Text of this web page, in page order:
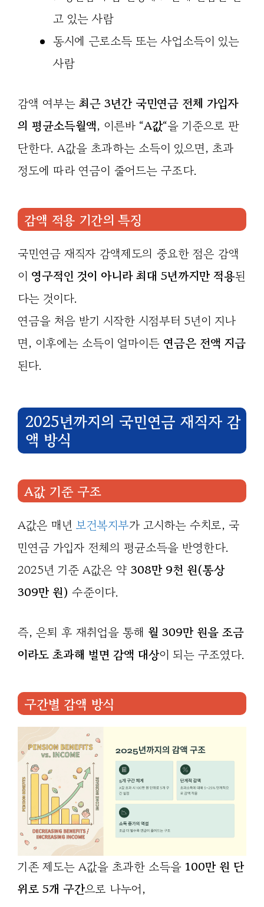
고 있는 사람
동시에 근로소득 또는 사업소득이 있는
사람
감액 여부는 최근 3년간 국민연금 전체 가입자
의 평균소득월액, 이른바 “A값“을 기준으로 판
단한다. A값을 초과하는 소득이 있으면, 초과
정도에 따라 연금이 줄어드는 구조다.
감액 적용 기간의 특징
국민연금 재직자 감액제도의 중요한 점은 감액
이 영구적인 것이 아니라 최대 5년까지만 적용된
다는 것이다.
연금을 처음 받기 시작한 시점부터 5년이 지나
면, 이후에는 소득이 얼마이든 연금은 전액 지급
된다.
2025년까지의 국민연금 재직자 감
액 방식
A값 기준 구조
A값은 매년 보건복지부가 고시하는 수치로, 국
민연금 가입자 전체의 평균소득을 반영한다.
2025년 기준 A값은 약 308만 9천 원(통상
309만 원) 수준이다.
즉, 은퇴 후 재취업을 통해 월 309만 원을 조금
이라도 초과해 벌면 감액 대상이 되는 구조였다.
구간별 감액 방식
기존 제도는 A값을 초과한 소득을 100만 원 단
위로 5개 구간으로 나누어,